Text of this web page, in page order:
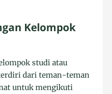
Kelompok
studi atau
dari teman-teman
untuk mengikuti